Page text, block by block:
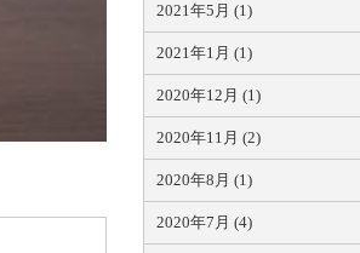
2021年5月 (1)
2021年1月 (1)
2020年12月 (1)
2020年11月 (2)
2020年8月 (1)
2020年7月 (4)